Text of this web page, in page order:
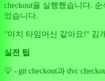
checkout을 실행했습니다.
었습니다.
"마치 타임머신 같아요!" 김
실전 팁
💡 - git checkout과 dvc